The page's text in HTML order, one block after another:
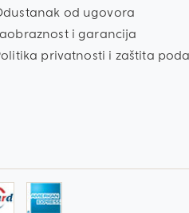
od ugovora
i garancija
privatnosti i zaštita